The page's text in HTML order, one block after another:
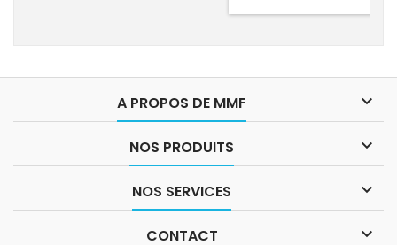
A PROPOS DE MMF 
NOS PRODUITS 
NOS SERVICES 
CONTACT 